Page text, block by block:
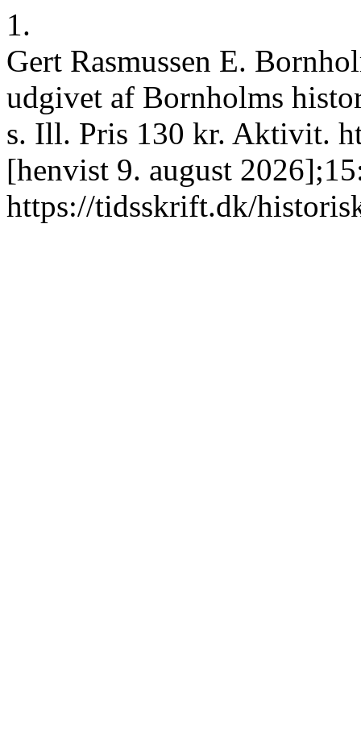
1.
Gert Rasmussen E.
udgivet af Bornholms
s. Ill. Pris 130 kr. Aktivit.
[henvist 9. august
https://tidsskrift.dk/